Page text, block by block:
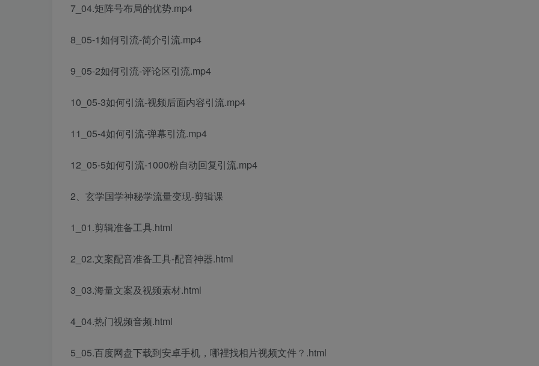
7_04.矩阵号布局的优势.mp4
8_05-1如何引流-简介引流.mp4
9_05-2如何引流-评论区引流.mp4
10_05-3如何引流-视频后面内容引流.mp4
11_05-4如何引流-弹幕引流.mp4
12_05-5如何引流-1000粉自动回复引流.mp4
2、玄学国学神秘学流量变现-剪辑课
1_01.剪辑准备工具.html
2_02.文案配音准备工具-配音神器.html
3_03.海量文案及视频素材.html
4_04.热门视频音频.html
5_05.百度网盘下载到安卓手机，哪裡找相片视频文件？.html